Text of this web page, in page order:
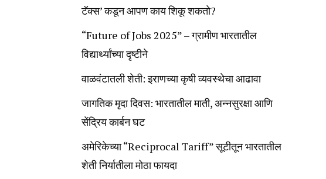
टॅक्स’ कडून आपण काय शिकू शकतो?
“Future of Jobs 2025” – ग्रामीण भारतातील
विद्यार्थ्यांच्या दृष्टीने
वाळवंटातली शेती: इराणच्या कृषी व्यवस्थेचा आढावा
जागतिक मृदा दिवस: भारतातील माती, अन्नसुरक्षा आणि
सेंद्रिय कार्बन घट
अमेरिकेच्या “Reciprocal Tariff” सूटीतून भारतातील
शेती निर्यातीला मोठा फायदा